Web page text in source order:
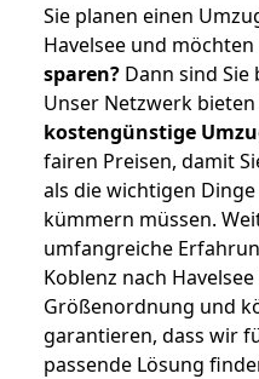
Sie planen einen
Havelsee und
sparen? Dann sind
Unser Netzwerk
kostengünstige
fairen Preisen, damit
als die wichtigen
kümmern müssen.
umfangreiche
Koblenz nach
Größenordnung und
garantieren, dass wir
passende Lösung